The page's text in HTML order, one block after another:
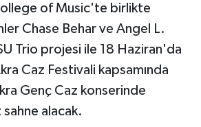
of Music'te birlikte
Chase Behar ve Angel L.
Trio projesi ile 18 Haziran'da
Caz Festivali kapsamında
Genç Caz konserinde
alacak.